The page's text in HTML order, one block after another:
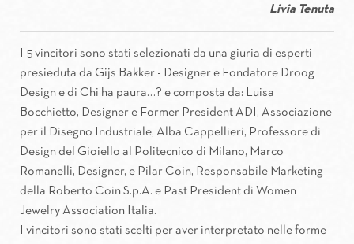
Livia Tenuta
I 5 vincitori sono stati selezionati da una giuria di esperti
presieduta da Gijs Bakker - Designer e Fondatore Droog
Design e di Chi ha paura…? e composta da: Luisa
Bocchietto, Designer e Former President ADI, Associazione
per il Disegno Industriale, Alba Cappellieri, Professore di
Design del Gioiello al Politecnico di Milano, Marco
Romanelli, Designer, e Pilar Coin, Responsabile Marketing
della Roberto Coin S.p.A. e Past President di Women
Jewelry Association Italia.
I vincitori sono stati scelti per aver interpretato nelle forme